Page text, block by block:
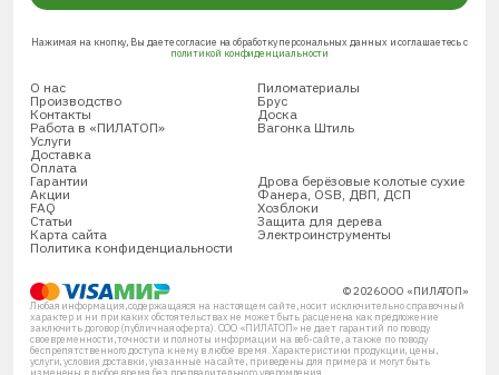
Нажимая на кнопку, Вы даете согласие на обработку персональных данных и соглашаетесь с
политикой конфиденциальности
О нас
Производство
Контакты
Работа в «ПИЛАТОП»
Услуги
Доставка
Оплата
Гарантии
Акции
FAQ
Статьи
Карта сайта
Политика конфиденциальности
Пиломатериалы
Брус
Доска
Вагонка Штиль
Дрова берёзовые колотые сухие
Фанера, OSB, ДВП, ДСП
Хозблоки
Защита для дерева
Электроинструменты
© 2026 ООО «ПИЛАТОП»
Любая информация, содержащаяся на настоящем сайте, носит исключительно справочный
характер и ни при каких обстоятельствах не может быть расценена как предложение
заключить договор (публичная оферта). ООО «ПИЛАТОП» не дает гарантий по поводу
своевременности, точности и полноты информации на веб-сайте, а также по поводу
беспрепятственного доступа к нему в любое время. Характеристики продукции, цены,
услуги, условия доставки, указанные на сайте, приведены для примера и могут быть
изменены в любое время без предварительного уведомления.